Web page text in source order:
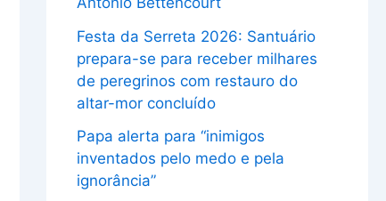
Festa da Serreta 2026: Santuário
prepara-se para receber milhares
de peregrinos com restauro do
altar-mor concluído
Papa alerta para “inimigos
inventados pelo medo e pela
ignorância”